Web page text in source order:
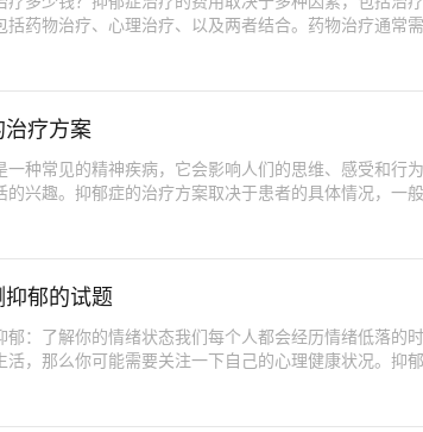
括药物治疗、心理治疗、以及两者结合。药物治疗通常
治疗方案
一种常见的精神疾病，它会影响人们的思维、感受和行
的兴趣。抑郁症的治疗方案取决于患者的具体情况，一
抑郁的试题
郁：了解你的情绪状态我们每个人都会经历情绪低落的
活，那么你可能需要关注一下自己的心理健康状况。抑